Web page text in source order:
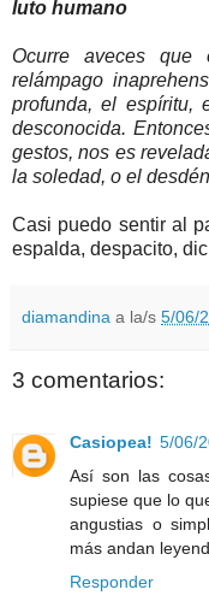
luto humano
Ocurre aveces
relámpago
profunda, el espíritu,
desconocida.
gestos, nos es
la soledad, o el
Casi puedo sentir al
espalda, despacito,
diamandina a la/s 5/06/
3 comentarios:
Casiopea! 5/06/
Así son las
supiese que lo
angustias o
más andan
Responder